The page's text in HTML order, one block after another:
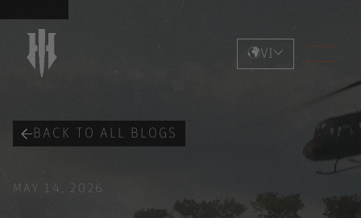
VI
BACK TO ALL BLOGS
MAY 14, 2026